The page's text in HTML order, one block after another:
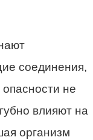
соединения,
не
влияют на
организм